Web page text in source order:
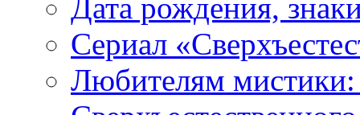
Дата рождения,
Сериал
Любителям